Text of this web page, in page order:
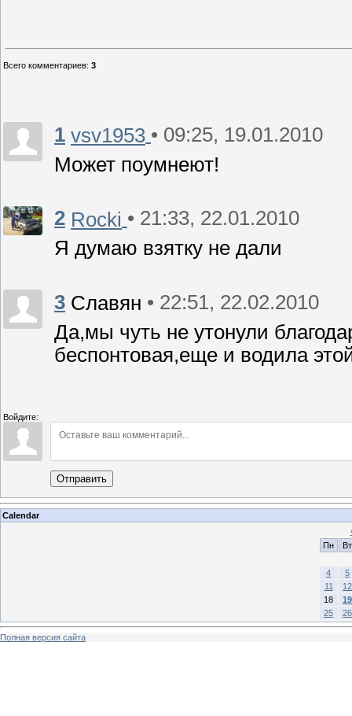
Всего комментариев: 3
1 vsv1953 • 09:25, 19.01.2010
Может поумнеют!
2 Rocki • 21:33, 22.01.2010
Я думаю взятку не дали
3 Славян • 22:51, 22.02.2010
Да,мы чуть не утонули
беспонтовая,еще и водила
Войдите:
Отправить
Calendar
Пн
Вт
4
5
11
12
18
19
25
26
Полная версия сайта